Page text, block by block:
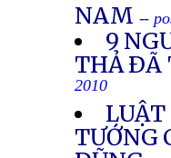
NAM --
9
THẢ ÐÃ
2010
TƯỚNG